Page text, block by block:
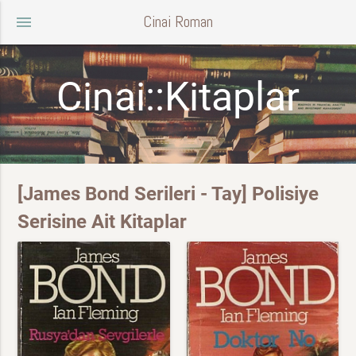
menu Cinai Roman
Cinai::Kitaplar
[James Bond Serileri - Tay] Polisiye
Serisine Ait Kitaplar